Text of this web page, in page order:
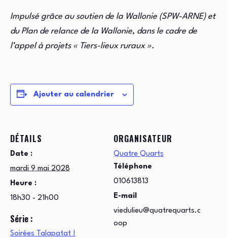
Impulsé grâce au soutien de la Wallonie (SPW-ARNE) et
du Plan de relance de la Wallonie, dans le cadre de
l’appel à projets « Tiers-lieux ruraux ».
Ajouter au calendrier
DÉTAILS
Date :
mardi 9 mai 2028
Heure :
18h30 - 21h00
Série :
Soirées Talapatat !
ORGANISATEUR
Quatre Quarts
Téléphone
010613813
E-mail
viedulieu@quatrequarts.c
oop